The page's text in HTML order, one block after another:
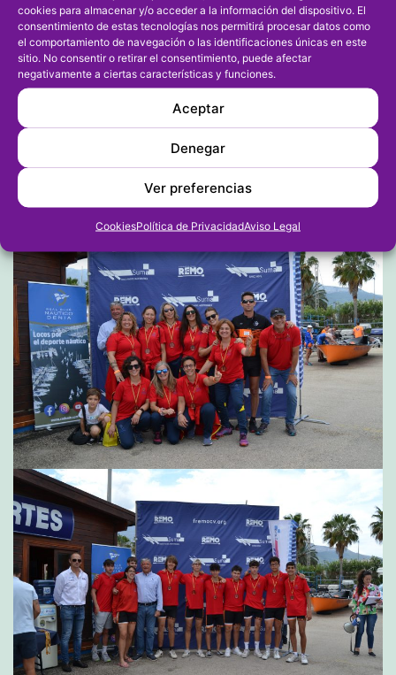
cookies para almacenar y/o acceder a la información del dispositivo. El
consentimiento de estas tecnologías nos permitirá procesar datos como
el comportamiento de navegación o las identificaciones únicas en este
sitio. No consentir o retirar el consentimiento, puede afectar
negativamente a ciertas características y funciones.
Aceptar
Denegar
Ver preferencias
CookiesPolítica de PrivacidadAviso Legal